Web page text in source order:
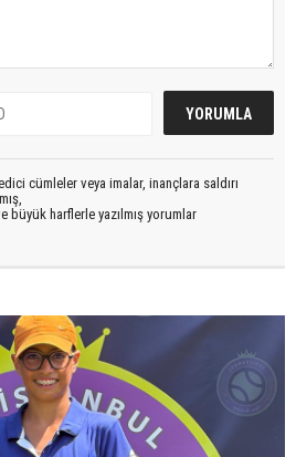
cümleler veya imalar, inançlara saldırı
büyük harflerle yazılmış yorumlar